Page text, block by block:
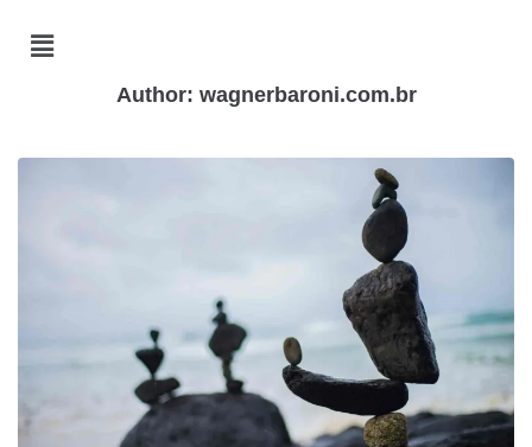
Author: wagnerbaroni.com.br